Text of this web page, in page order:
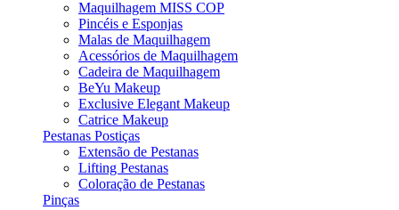
Maquilhagem MISS COP
Pincéis e Esponjas
Malas de Maquilhagem
Acessórios de Maquilhagem
Cadeira de Maquilhagem
BeYu Makeup
Exclusive Elegant Makeup
Catrice Makeup
Pestanas Postiças
Extensão de Pestanas
Lifting Pestanas
Coloração de Pestanas
Pinças